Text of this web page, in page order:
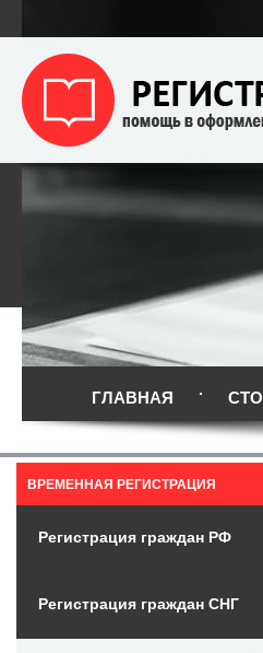
ГЛАВНАЯ
ВРЕМЕННАЯ РЕГИСТРАЦИЯ
Регистрация граждан РФ
Регистрация граждан СНГ